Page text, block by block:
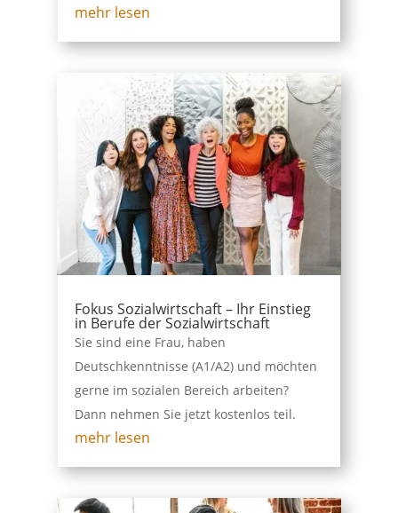
mehr lesen
Fokus Sozialwirtschaft – Ihr Einstieg
in Berufe der Sozialwirtschaft
Sie sind eine Frau, haben
Deutschkenntnisse (A1/A2) und möchten
gerne im sozialen Bereich arbeiten?
Dann nehmen Sie jetzt kostenlos teil.
mehr lesen